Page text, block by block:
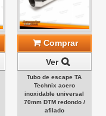
Comprar
Ver
Tubo de escape TA
Technix acero
inoxidable universal
70mm DTM redondo /
afilado